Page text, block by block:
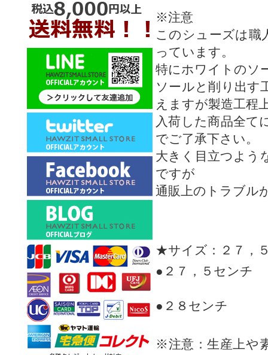
※注意
このシューズは職
っています。
特にホワイトのソ
ソールと削り出す
えますが製造工程
入荷した商品全て
でご了承下さい。
大きく目立つよう
ですが
通販上のトラブル
★サイズ：２７，
●２７，５センチ
●２８センチ
※注意：生産上や